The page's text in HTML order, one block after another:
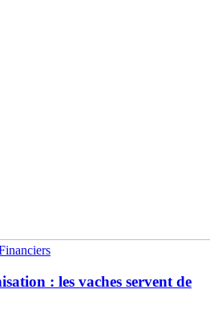
: les vaches servent de